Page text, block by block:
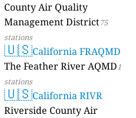
County Air Quality
Management District75
stations
🇺🇸California FRAQMD
The Feather River AQMD1
stations
🇺🇸California RIVR
Riverside County Air